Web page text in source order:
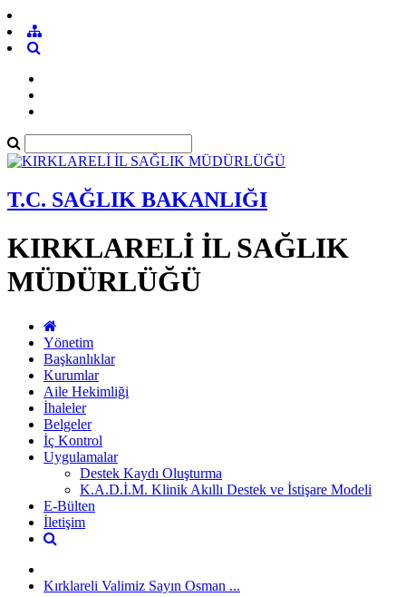
T.C. SAĞLIK BAKANLIĞI
KIRKLARELİ İL SAĞLIK
MÜDÜRLÜĞÜ
Yönetim
Başkanlıklar
Kurumlar
Aile Hekimliği
İhaleler
Belgeler
İç Kontrol
Uygulamalar
Destek Kaydı Oluşturma
K.A.D.İ.M. Klinik Akıllı Destek ve İstişare Modeli
E-Bülten
İletişim
Kırklareli Valimiz Sayın Osman ...